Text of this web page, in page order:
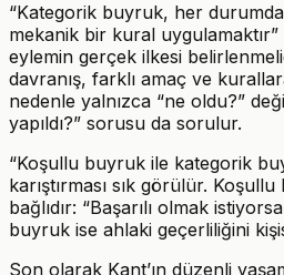
“Kategorik buyruk, her
mekanik bir kural
eylemin gerçek ilkesi
davranış, farklı amaç ve
nedenle yalnızca “ne oldu?”
yapıldı?” sorusu da sorulur.
“Koşullu buyruk ile kategorik
karıştırması sık görülür.
bağlıdır: “Başarılı olmak
buyruk ise ahlaki geçerliliğini
Son olarak Kant’ın düzenli